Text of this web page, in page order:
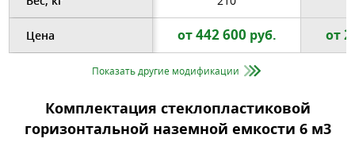
Цена от442 600 руб. от
Показать другие модификации
Комплектация стеклопластиковой
горизонтальной наземной емкости 6 м3